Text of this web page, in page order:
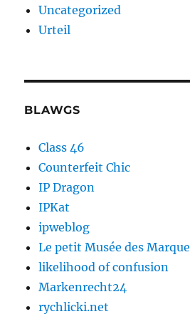
Uncategorized
Urteil
BLAWGS
Class 46
Counterfeit Chic
IP Dragon
IPKat
ipweblog
Le petit Musée des
likelihood of confusion
Markenrecht24
rychlicki.net